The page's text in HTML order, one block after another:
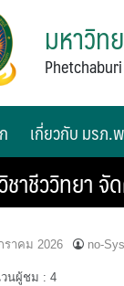
มหาวิท
เกี่ยวกับ มรภ.
ชาชีววิทยา
ราคม 2026 no-
นผู้ชม : 4